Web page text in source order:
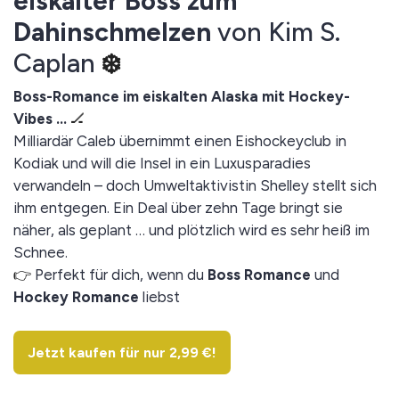
Dahinschmelzen von Kim S.
Caplan ❄️
Boss-Romance im eiskalten Alaska mit Hockey-
Vibes … 🏒
Milliardär Caleb übernimmt einen Eishockeyclub in
Kodiak und will die Insel in ein Luxusparadies
verwandeln – doch Umweltaktivistin Shelley stellt sich
ihm entgegen. Ein Deal über zehn Tage bringt sie
näher, als geplant … und plötzlich wird es sehr heiß im
Schnee.
👉 Perfekt für dich, wenn du Boss Romance und
Hockey Romance liebst
Jetzt kaufen für nur 2,99 €!